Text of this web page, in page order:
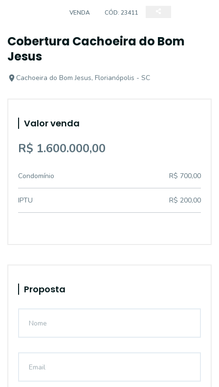
VENDA CÓD: 23411
Cobertura Cachoeira do Bom
Jesus
Cachoeira do Bom Jesus, Florianópolis - SC
Valor venda
R$ 1.600.000,00
Condomínio R$ 700,00
IPTU R$ 200,00
Proposta